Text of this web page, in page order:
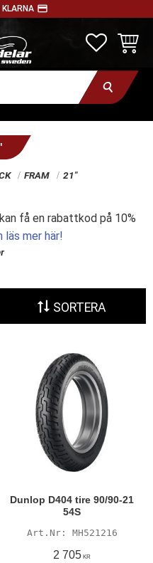
KLARNA payment
FRAM 21"
få en rabattkod på 10%
läs mer här!
SORTERA
Dunlop D404 tire 90/90-21
54S
MH521216
2 705 KR